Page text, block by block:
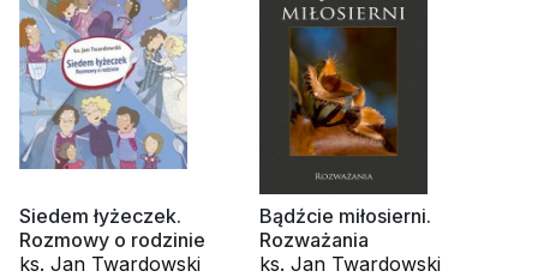
Siedem łyżeczek.
Rozmowy o rodzinie
ks. Jan Twardowski
Bądźcie miłosierni.
Rozważania
ks. Jan Twardowski